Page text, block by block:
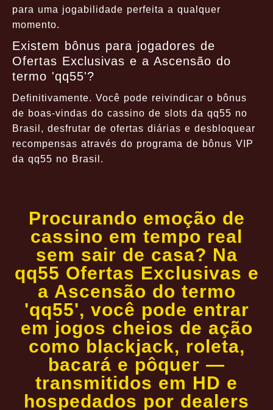
para uma jogabilidade perfeita a qualquer
momento.
Existem bônus para jogadores de
Ofertas Exclusivas e a Ascensão do
termo 'qq55'?
Definitivamente. Você pode reivindicar o bônus
de boas-vindas do cassino de slots da qq55 no
Brasil, desfrutar de ofertas diárias e desbloquear
recompensas através do programa de bônus VIP
da qq55 no Brasil.
Procurando emoção de
cassino em tempo real
sem sair de casa? Na
qq55 Ofertas Exclusivas e
a Ascensão do termo
'qq55', você pode entrar
em jogos cheios de ação
como blackjack, roleta,
bacará e pôquer —
transmitidos em HD e
hospedados por dealers